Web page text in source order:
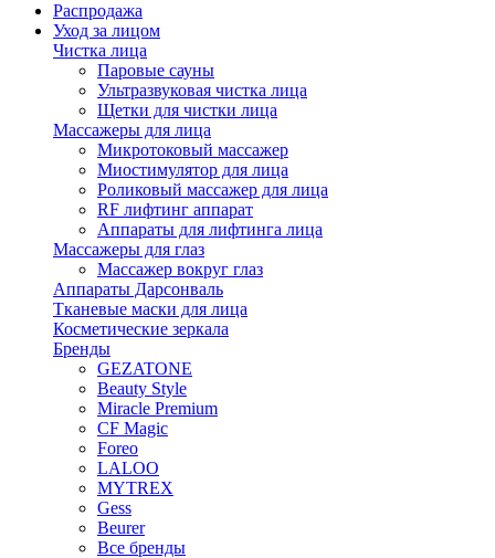
Распродажа
Уход за лицом
Чистка лица
Паровые сауны
Ультразвуковая чистка лица
Щетки для чистки лица
Массажеры для лица
Микротоковый массажер
Миостимулятор для лица
Роликовый массажер для лица
RF лифтинг аппарат
Аппараты для лифтинга лица
Массажеры для глаз
Массажер вокруг глаз
Аппараты Дарсонваль
Тканевые маски для лица
Косметические зеркала
Бренды
GEZATONE
Beauty Style
Miracle Premium
CF Magic
Foreo
LALOO
MYTREX
Gess
Beurer
Все бренды